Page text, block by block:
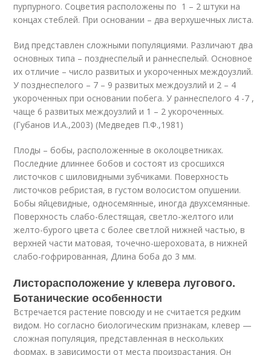
пурпурного. Соцветия расположены по 1 – 2 штуки на
концах стеблей. При основании – два верхушечных листа.
Вид представлен сложными популяциями. Различают два
основных типа – позднеспелый и раннеспелый. Основное
их отличие – число развитых и укороченных междоузлий.
У позднеспелого – 7 – 9 развитых междоузлий и 2 – 4
укороченных при основании побега. У раннеспелого 4 -7 ,
чаще 6 развитых междоузлий и 1 – 2 укороченных.
(Губанов И.А.,2003) (Медведев П.Ф.,1981)
Плоды – бобы, расположенные в околоцветниках.
Последние длиннее бобов и состоят из сросшихся
листочков с шиловидными зубчиками. Поверхность
листочков ребристая, в густом волосистом опушении.
Бобы яйцевидные, односемянные, иногда двухсемянные.
Поверхность слабо-блестящая, светло-желтого или
желто-бурого цвета с более светлой нижней частью, в
верхней части матовая, точечно-шероховата, в нижней
слабо-гофрированная, Длина боба до 3 мм.
Листорасположение у клевера лугового.
Ботанические особенности
Встречается растение повсюду и не считается редким
видом. Но согласно биологическим признакам, клевер —
сложная популяция, представленная в нескольких
формах, в зависимости от места произрастания. Он